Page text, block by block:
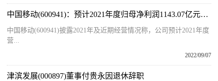
中国移动(600941)：预计2021年度归母净利润1143.07亿元至1164.64亿元
中国移动(600941)披露2021年及近期经营情况称，公司预计2021年度
营...
2022/09/07
津滨发展(000897)董事付贵永因退休辞职